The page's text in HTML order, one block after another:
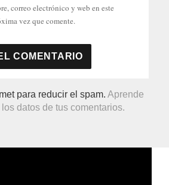
correo electrónico y web en este
vez que comente.
para reducir el spam.Aprende
datos de tus comentarios.